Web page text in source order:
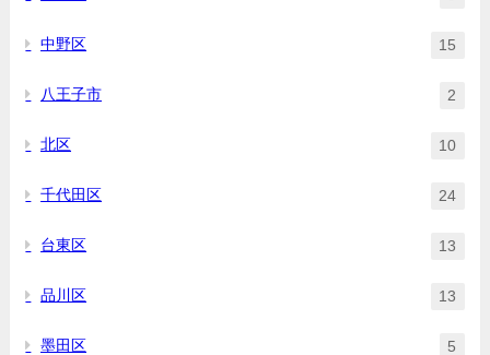
中野区 15
八王子市 2
北区 10
千代田区 24
台東区 13
品川区 13
墨田区 5